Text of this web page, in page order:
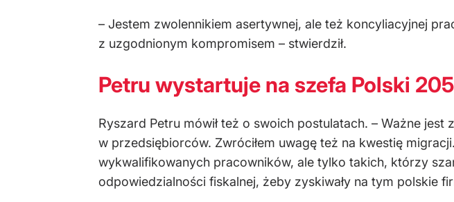
– Jestem zwolennikiem asertywnej, ale też koncyliacyjnej
z uzgodnionym kompromisem – stwierdził.
Petru wystartuje na szefa Polski
Ryszard Petru mówił też o swoich postulatach. – Ważne
w przedsiębiorców. Zwróciłem uwagę też na kwestię
wykwalifikowanych pracowników, ale tylko takich, którzy
odpowiedzialności fiskalnej, żeby zyskiwały na tym polskie